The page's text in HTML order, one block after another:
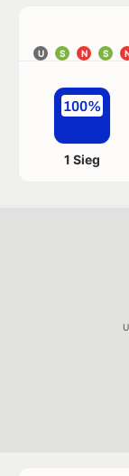
U S N S
100%
1 Sieg